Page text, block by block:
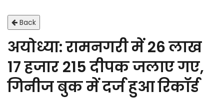
Back
अयोध्या: रामनगरी में 26 लाख
17 हजार 215 दीपक जलाए गए,
गिनीज बुक में दर्ज हुआ रिकॉर्ड